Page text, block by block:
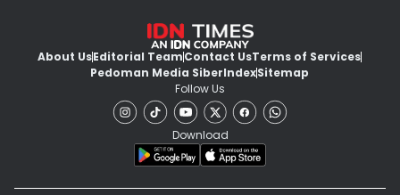
About UsEditorial TeamContact UsTerms of Services
Pedoman Media SiberIndexSitemap
Follow Us
Download